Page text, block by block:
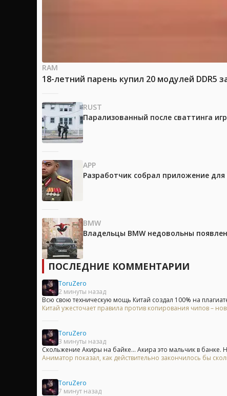
RAM
18-летний парень купил 20 модулей DDR5
RUST
Парализованный после сваттинга
APP
Разработчик собрал приложение
BMW
Владельцы BMW недовольны
ПОСЛЕДНИЕ КОММЕНТАРИИ
ToruZero
2 минуты назад
Всю свою техническую мощь Китай создал 100% на
Китай ужесточает правила против копирования чипов –
ToruZero
3 минуты назад
Скольжение Акиры на байке... Акира это мальчик в банке.
Аниматор показал, как действительно закончилось бы
ToruZero
7 минут назад